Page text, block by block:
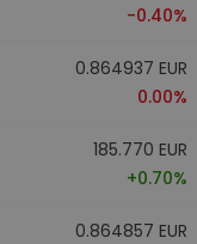
-0.40%
0.864937 EUR
0.00%
185.770 EUR
+0.70%
0.864857 EUR